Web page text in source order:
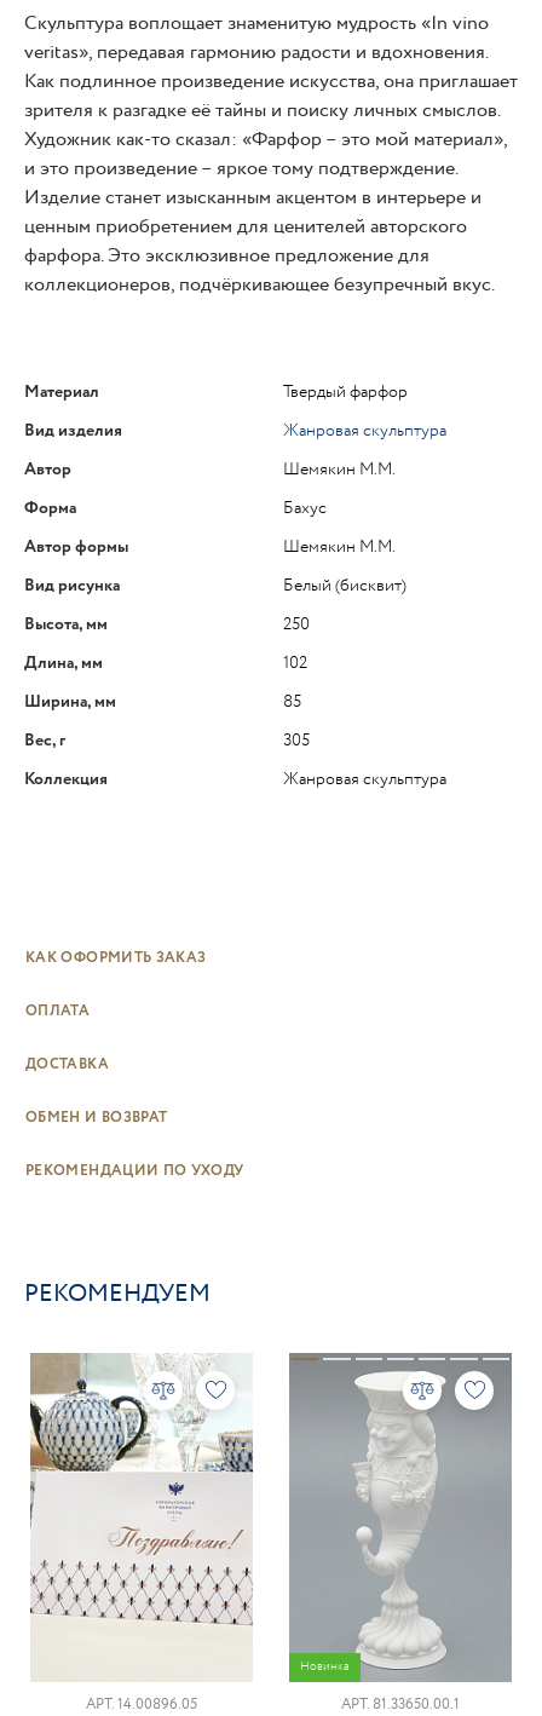
Скульптура воплощает знаменитую мудрость «In vino
veritas», передавая гармонию радости и вдохновения.
Как подлинное произведение искусства, она приглашает
зрителя к разгадке её тайны и поиску личных смыслов.
Художник как-то сказал: «Фарфор – это мой материал»,
и это произведение – яркое тому подтверждение.
Изделие станет изысканным акцентом в интерьере и
ценным приобретением для ценителей авторского
фарфора. Это эксклюзивное предложение для
коллекционеров, подчёркивающее безупречный вкус.
Материал
Твердый фарфор
Вид изделия
Жанровая скульптура
Автор
Шемякин М.М.
Форма
Бахус
Автор формы
Шемякин М.М.
Вид рисунка
Белый (бисквит)
Высота, мм
250
Длина, мм
102
Ширина, мм
85
Вес, г
305
Коллекция
Жанровая скульптура
КАК ОФОРМИТЬ ЗАКАЗ
ОПЛАТА
ДОСТАВКА
ОБМЕН И ВОЗВРАТ
РЕКОМЕНДАЦИИ ПО УХОДУ
РЕКОМЕНДУЕМ
АРТ. 14.00896.05
Новинка
АРТ. 81.33650.00.1